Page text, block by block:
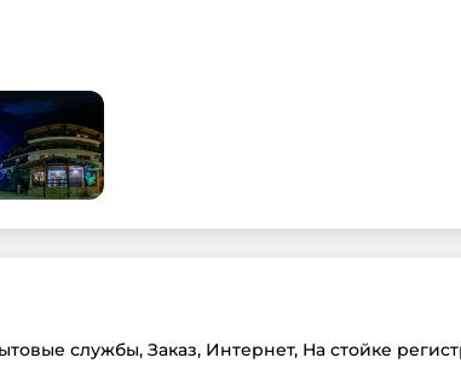
службы, Заказ, Интернет, На стойке